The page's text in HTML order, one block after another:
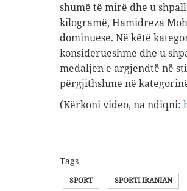
shumë të mirë dhe u
kilogramë, Hamidreza
dominuese. Në këtë
konsiderueshme dhe u
medaljen e argjendtë në
përgjithshme në
(Kërkoni video, na ndiqni:
Tags
SPORT SPORTI IRANIAN